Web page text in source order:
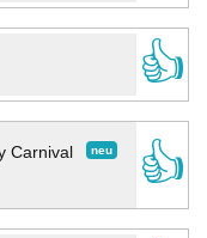
👍
neu
Carnival
👍